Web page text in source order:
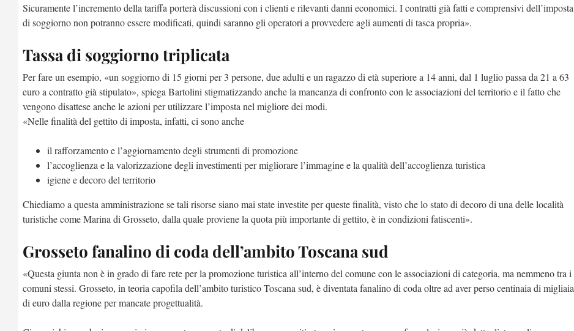
Sicuramente l’incremento della tariffa porterà discussioni con i clienti e rilevanti danni economici. I contratti già fatti e comprensivi dell’imposta
di soggiorno non potranno essere modificati, quindi saranno gli operatori a provvedere agli aumenti di tasca propria».
Tassa di soggiorno triplicata
Per fare un esempio, «un soggiorno di 15 giorni per 3 persone, due adulti e un ragazzo di età superiore a 14 anni, dal 1 luglio passa da 21 a 63
euro a contratto già stipulato», spiega Bartolini stigmatizzando anche la mancanza di confronto con le associazioni del territorio e il fatto che
vengono disattese anche le azioni per utilizzare l’imposta nel migliore dei modi.
«Nelle finalità del gettito di imposta, infatti, ci sono anche
il rafforzamento e l’aggiornamento degli strumenti di promozione
l’accoglienza e la valorizzazione degli investimenti per migliorare l’immagine e la qualità dell’accoglienza turistica
igiene e decoro del territorio
Chiediamo a questa amministrazione se tali risorse siano mai state investite per queste finalità, visto che lo stato di decoro di una delle località
turistiche come Marina di Grosseto, dalla quale proviene la quota più importante di gettito, è in condizioni fatiscenti».
Grosseto fanalino di coda dell’ambito Toscana sud
«Questa giunta non è in grado di fare rete per la promozione turistica all’interno del comune con le associazioni di categoria, ma nemmeno tra i
comuni stessi. Grosseto, in teoria capofila dell’ambito turistico Toscana sud, è diventata fanalino di coda oltre ad aver perso centinaia di migliaia
di euro dalla regione per mancate progettualità.